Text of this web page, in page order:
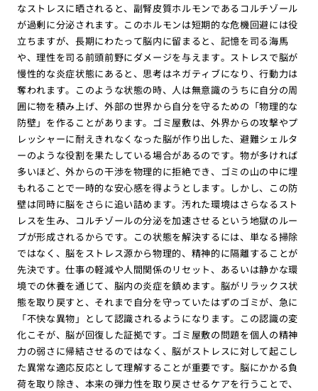
なストレスに晒されると、副腎皮質ホルモンであるコルチゾール
が過剰に分泌されます。このホルモンは短期的な危機回避には役
立ちますが、長期にわたって脳内に留まると、記憶を司る海馬
や、理性を司る前頭前野にダメージを与えます。ストレスで脳が
慢性的な炎症状態にあると、思考はネガティブになり、行動力は
奪われます。このような状態の時、人は無意識のうちに自分の周
囲に物を積み上げ、外部の世界から自分を守るための「物理的な
防壁」を作ることがあります。ゴミ屋敷は、外界からの攻撃やプ
レッシャーに耐えきれなくなった脳が作り出した、避難シェルタ
ーのような役割を果たしている場合があるのです。物が多ければ
多いほど、外からの干渉を物理的に拒絶でき、ゴミの山の中に埋
もれることで一時的な安心感を得ようとします。しかし、この防
壁は同時に脳をさらに追い詰めます。汚れた環境はさらなるスト
レスを生み、コルチゾールの分泌を加速させるという地獄のルー
プが形成されるからです。この状態を解決するには、単なる掃除
ではなく、脳をストレス源から物理的、精神的に隔離することが
先決です。仕事の軽減や人間関係のリセット、あるいは静かな環
境での休養を通じて、脳内の炎症を鎮めます。脳がリラックス状
態を取り戻すと、それまで自分を守っていたはずのゴミが、急に
「不快な異物」として認識されるようになります。この認識の変
化こそが、脳が回復した証拠です。ゴミ屋敷の問題を個人の精神
力の弱さに帰結させるのではなく、脳がストレスに対して起こし
た異常な適応反応として理解することが重要です。脳にかかる負
荷を取り除き、本来の弾力性を取り戻させるケアを行うことで、